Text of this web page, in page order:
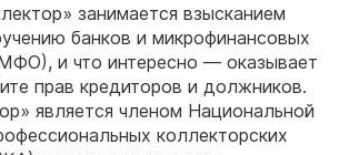
занимается взысканием
банков и микрофинансовых
и что интересно — оказывает
прав кредиторов и должников.
является членом Национальной
коллекторских